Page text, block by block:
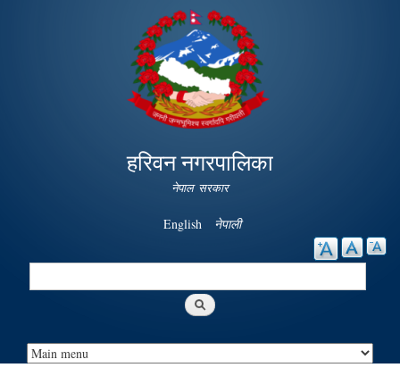
Skip to
main
content
हरिवन नगरपालिका
नेपाल सरकार
English नेपाली
Search